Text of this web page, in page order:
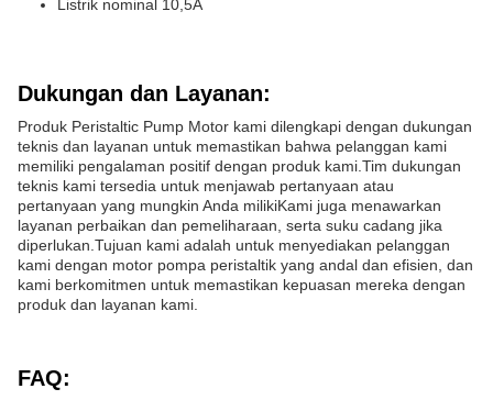
Listrik nominal 10,5A
Dukungan dan Layanan:
Produk Peristaltic Pump Motor kami dilengkapi dengan dukungan
teknis dan layanan untuk memastikan bahwa pelanggan kami
memiliki pengalaman positif dengan produk kami.Tim dukungan
teknis kami tersedia untuk menjawab pertanyaan atau
pertanyaan yang mungkin Anda milikiKami juga menawarkan
layanan perbaikan dan pemeliharaan, serta suku cadang jika
diperlukan.Tujuan kami adalah untuk menyediakan pelanggan
kami dengan motor pompa peristaltik yang andal dan efisien, dan
kami berkomitmen untuk memastikan kepuasan mereka dengan
produk dan layanan kami.
FAQ: